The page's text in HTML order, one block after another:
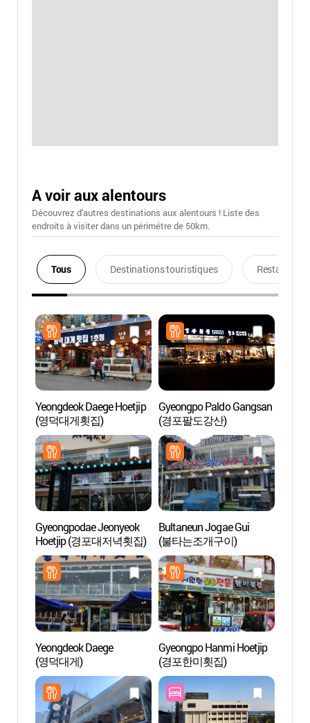
A voir aux alentours
Découvrez d'autres destinations aux alentours ! Liste des
endroits à visiter dans un périmétre de 50km.
Tous Destinations touristiques Restaurants
Yeongdeok Daege Hoetjip
(영덕대게횟집)
Gyeongpo Paldo Gangsan
(경포팔도강산)
Gyeongpodae Jeonyeok
Hoetjip (경포대저녁횟집)
Bultaneun Jogae Gui
(불타는조개구이)
Yeongdeok Daege
(영덕대게)
Gyeongpo Hanmi Hoetjip
(경포한미횟집)